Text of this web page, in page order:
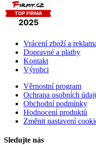
Vrácení zboží a
Dopravné a platby
Kontakt
Výrobci
Věrnostní program
Ochrana osobních
Obchodní podmínky
Hodnocení produktů
Změnit nastavení
Sledujte nás